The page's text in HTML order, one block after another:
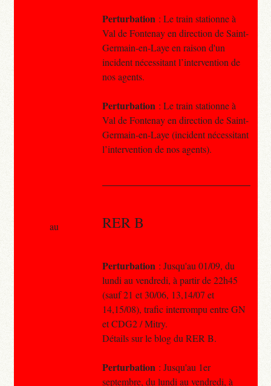
Perturbation : Le train stationne à
Val de Fontenay en direction de Saint-
Germain-en-Laye en raison d'un
incident nécessitant l’intervention de
nos agents.
Perturbation : Le train stationne à
Val de Fontenay en direction de Saint-
Germain-en-Laye (incident nécessitant
l’intervention de nos agents).
RER B
Perturbation : Jusqu'au 01/09, du
lundi au vendredi, à partir de 22h45
(sauf 21 et 30/06, 13,14/07 et
14,15/08), trafic interrompu entre GN
et CDG2 / Mitry.
Détails sur le blog du RER B.
Perturbation : Jusqu'au 1er
septembre, du lundi au vendredi, à
au